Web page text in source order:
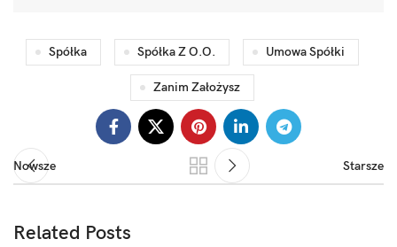
Spółka Spółka Z O.o. Umowa Spółki
Zanim Założysz
Nowsze Starsze
Related Posts